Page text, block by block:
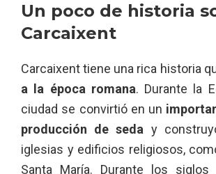
Un poco de historia
Carcaixent
Carcaixent tiene una rica historia
a la época romana. Durante la
ciudad se convirtió en un
producción de seda y
iglesias y edificios religiosos,
Santa María. Durante los